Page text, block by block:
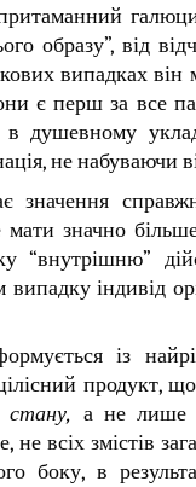
образу”, від
випадках
є перш за все
в душевному
не набуваючи
значення
значно
“внутрішню”
випадку індивід
із
продукт,
стану, а не лише
всіх змістів
боку, в